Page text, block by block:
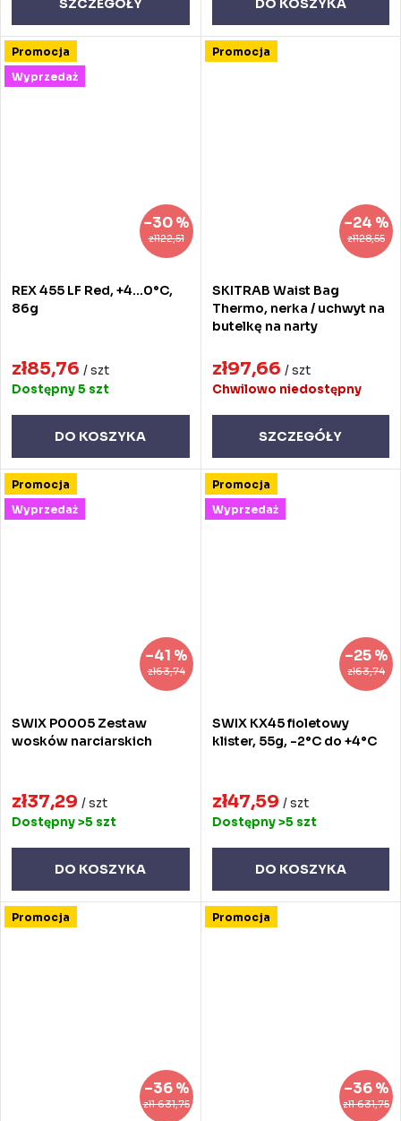
SZCZEGÓŁY DO KOSZYKA
Promocja
Wyprzedaż
zł122,51
–30 %
REX 455 LF Red, +4...0°C,
86g
zł85,76 / szt
Dostępny5 szt
DO KOSZYKA
Promocja
zł128,55
–24 %
SKITRAB Waist Bag
Thermo, nerka / uchwyt na
butelkę na narty
zł97,66 / szt
Chwilowo niedostępny
SZCZEGÓŁY
Promocja
Wyprzedaż
zł63,74
–41 %
SWIX P0005 Zestaw
wosków narciarskich
zł37,29 / szt
Dostępny>5 szt
DO KOSZYKA
Promocja
Wyprzedaż
zł63,74
–25 %
SWIX KX45 fioletowy
klister, 55g, -2°C do +4°C
zł47,59 / szt
Dostępny>5 szt
DO KOSZYKA
Promocja
zł1 631,75
–36 %
Promocja
zł1 631,75
–36 %